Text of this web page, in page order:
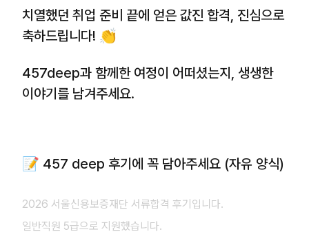
치열했던 취업 준비 끝에 얻은 값진 합격, 진심으로
축하드립니다! 👏
457deep과 함께한 여정이 어떠셨는지, 생생한
이야기를 남겨주세요.
📝 457 deep 후기에 꼭 담아주세요 (자유 양식)
2026 서울신용보증재단 서류합격 후기입니다.
일반직원 5급으로 지원했습니다.